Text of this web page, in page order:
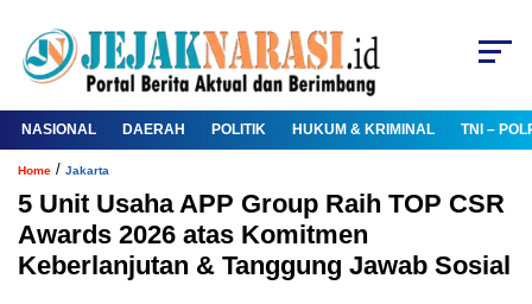
NASIONAL DAERAH POLITIK HUKUM & KRIMINAL TNI –
Home / Jakarta
5 Unit Usaha APP Group Raih TOP CSR
Awards 2026 atas Komitmen
Keberlanjutan & Tanggung Jawab Sosial